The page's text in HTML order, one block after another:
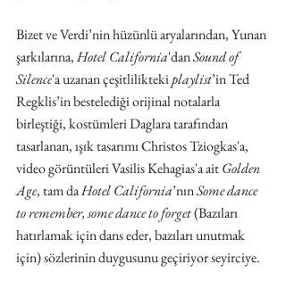
Bizet ve Verdi’nin hüzünlü aryalarından, Yunan
şarkılarına, Hotel California'dan Sound of
Silence'a uzanan çeşitlilikteki playlist’in Ted
Regklis’in bestelediği orijinal notalarla
birleştiği, kostümleri Daglara tarafından
tasarlanan, ışık tasarımı Christos Tziogkas'a,
video görüntüleri Vasilis Kehagias'a ait Golden
Age, tam da Hotel California’nın Some dance
to remember, some dance to forget (Bazıları
hatırlamak için dans eder, bazıları unutmak
için) sözlerinin duygusunu geçiriyor seyirciye.